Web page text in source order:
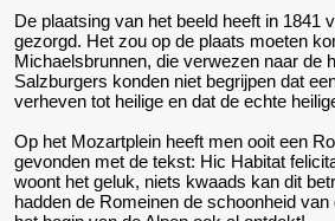
De plaatsing van het beeld heeft in 1841
gezorgd. Het zou op de plaats moeten
Michaelsbrunnen, die verwezen naar de
Salzburgers konden niet begrijpen dat
verheven tot heilige en dat de echte
Op het Mozartplein heeft men ooit een
gevonden met de tekst: Hic Habitat
woont het geluk, niets kwaads kan dit
hadden de Romeinen de schoonheid